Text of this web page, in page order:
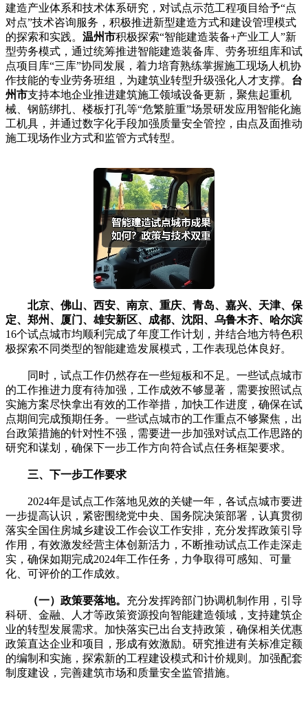
建造产业体系和技术体系研究，对试点示范工程项目给予“点
对点”技术咨询服务，积极推进新型建造方式和建设管理模式
的探索和实践。 温州市积极探索“智能建造装备+产业工人”新
型劳务模式，通过统筹推进智能建造装备库、劳务班组库和试
点项目库“三库”协同发展，着力培育熟练掌握施工现场人机协
作技能的专业劳务班组，为建筑业转型升级强化人才支撑。 台
州市支持本地企业推进建筑施工领域设备更新，聚焦起重机
械、钢筋绑扎、楼板打孔等“危繁脏重”场景研发应用智能化施
工机具，并通过数字化手段加强质量安全管控，由点及面推动
施工现场作业方式和监管方式转型。
北京、佛山、西安、南京、重庆、青岛、嘉兴、天津、保
定、郑州、厦门、雄安新区、成都、沈阳、乌鲁木齐、哈尔滨
16个试点城市均顺利完成了年度工作计划，并结合地方特色积
极探索不同类型的智能建造发展模式，工作表现总体良好。
同时，试点工作仍然存在一些短板和不足。一些试点城市
的工作推进力度有待加强，工作成效不够显著，需要按照试点
实施方案尽快拿出有效的工作举措，加快工作进度，确保在试
点期间完成预期任务。一些试点城市的工作重点不够聚焦，出
台政策措施的针对性不强，需要进一步加强对试点工作思路的
研究和谋划，确保下一步工作方向符合试点任务框架要求。
三、下一步工作要求
2024年是试点工作落地见效的关键一年，各试点城市要进
一步提高认识，紧密围绕党中央、国务院决策部署，认真贯彻
落实全国住房城乡建设工作会议工作安排，充分发挥政策引导
作用，有效激发经营主体创新活力，不断推动试点工作走深走
实，确保如期完成2024年工作任务，力争取得可感知、可量
化、可评价的工作成效。
（一）政策要落地。 充分发挥跨部门协调机制作用，引导
科研、金融、人才等政策资源投向智能建造领域，支持建筑企
业的转型发展需求。加快落实已出台支持政策，确保相关优惠
政策直达企业和项目，形成有效激励。研究推进有关标准定额
的编制和实施，探索新的工程建设模式和计价规则。加强配套
制度建设，完善建筑市场和质量安全监管措施。